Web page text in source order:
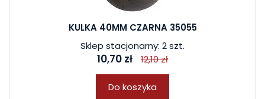
KULKA 40MM CZARNA 35055
Sklep stacjonarny: 2 szt.
10,70 zł 12,10 zł
Do koszyka